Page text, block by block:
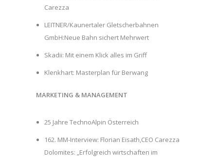
Carezza
LEITNER/Kaunertaler Gletscherbahnen
GmbH:Neue Bahn sichert Mehrwert
Skadii: Mit einem Klick alles im Griff
Klenkhart: Masterplan für Berwang
MARKETING & MANAGEMENT
25 Jahre TechnoAlpin Österreich
162. MM-Interview: Florian Eisath,CEO Carezza
Dolomites: „Erfolgreich wirtschaften im